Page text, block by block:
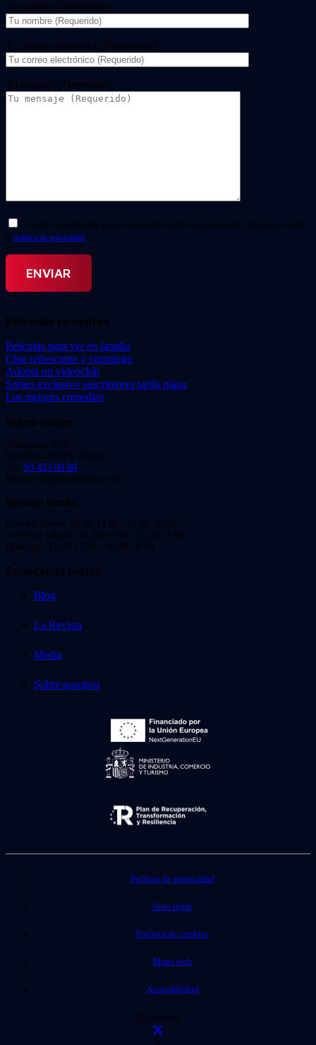
Tu nombre (Requerido)
Tu correo electrónico (Requerido)
Tu mensaje (Necesario)
Doy mi consentimiento para el tratamiento de mis datos personales. He leído y acepto
la política de privacidad. *
Entradas recientes
Películas para ver en familia
Cine refrescante y veraniego
Adopta un videoclub
Sorteo exclusivo suscriptores tarifa plana
Las mejores comedias
Video Instan
Viladomat, 239
Barcelona 08029. España.
Tel: 93 453 00 00
Email: info@videoinstan.net
Horario tienda
Lunes a jueves: 10:30-14:00 / 17:00-20:00
Viernes y sábado: 10:30-14:00 / 17:00-21:00
Domingo: 11:00-15:00 / 16:00-20:00
Conócenos mejor
Blog
La Revista
Media
Sobre nosotros
Política de privacidad
Nota legal
Política de cookies
Mapa web
Accesibilidad
Facebook